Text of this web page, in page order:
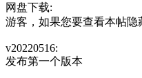
网盘下载:
游客，如果您要查看本帖隐
v20220516:
发布第一个版本